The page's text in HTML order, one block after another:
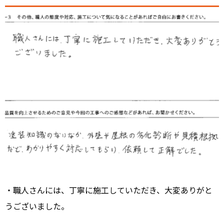
・職人さんには、丁寧に施工していただき、大変ありがと
うございました。